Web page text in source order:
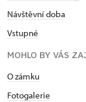
Návštěvní doba
Vstupné
MOHLO BY VÁS
O zámku
Fotogalerie